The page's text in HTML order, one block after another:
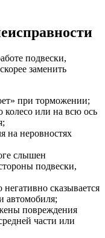
подвески,
заменить
при торможении;
колесо или на всю ось
на неровностях
слышен
подвески,
сказывается
автомобиля;
повреждения
части или